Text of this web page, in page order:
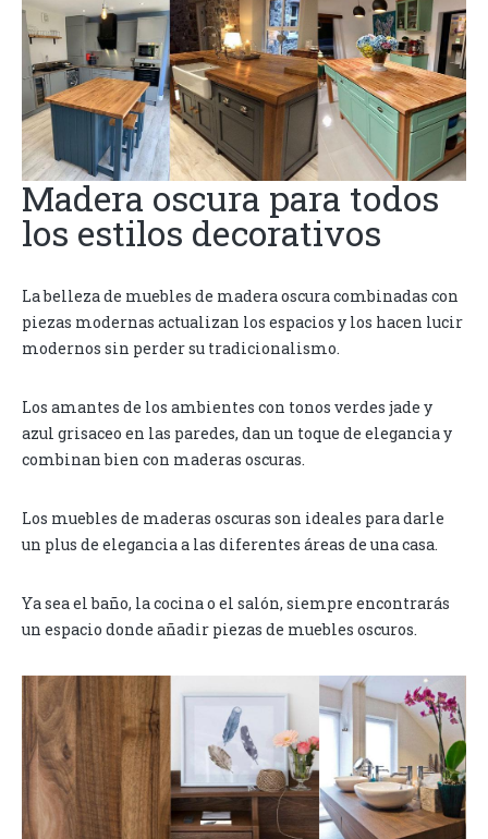
Madera oscura para todos
los estilos decorativos
La belleza de muebles de madera oscura combinadas con
piezas modernas actualizan los espacios y los hacen lucir
modernos sin perder su tradicionalismo.
Los amantes de los ambientes con tonos verdes jade y
azul grisaceo en las paredes, dan un toque de elegancia y
combinan bien con maderas oscuras.
Los muebles de maderas oscuras son ideales para darle
un plus de elegancia a las diferentes áreas de una casa.
Ya sea el baño, la cocina o el salón, siempre encontrarás
un espacio donde añadir piezas de muebles oscuros.